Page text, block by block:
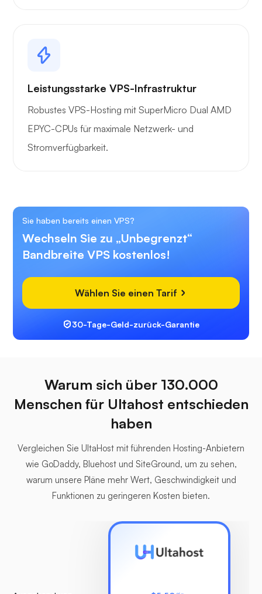
Leistungsstarke VPS-Infrastruktur
Robustes VPS-Hosting mit SuperMicro Dual AMD
EPYC-CPUs für maximale Netzwerk- und
Stromverfügbarkeit.
Sie haben bereits einen VPS?
Wechseln Sie zu „Unbegrenzt“
Bandbreite VPS kostenlos!
Wählen Sie einen Tarif
30-Tage-Geld-zurück-Garantie
Warum sich über 130.000
Menschen für Ultahost entschieden
haben
Vergleichen Sie UltaHost mit führenden Hosting-Anbietern
wie GoDaddy, Bluehost und SiteGround, um zu sehen,
warum unsere Pläne mehr Wert, Geschwindigkeit und
Funktionen zu geringeren Kosten bieten.